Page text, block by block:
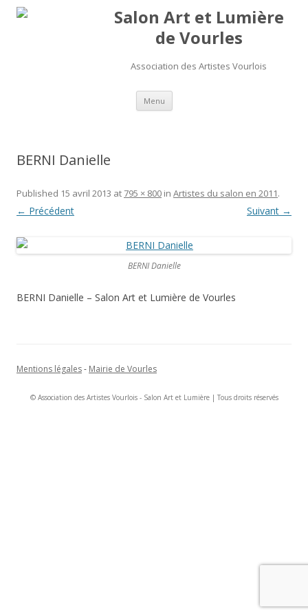
Salon Art et Lumière
de Vourles
Association des Artistes Vourlois
Menu Aller au contenu
BERNI Danielle
Published 15 avril 2013 at 795 × 800 in Artistes du salon en 2011.
← Précédent Suivant →
BERNI Danielle
BERNI Danielle – Salon Art et Lumière de Vourles
Mentions légales- Mairie de Vourles
© Association des Artistes Vourlois - Salon Art et Lumière | Tous droits réservés